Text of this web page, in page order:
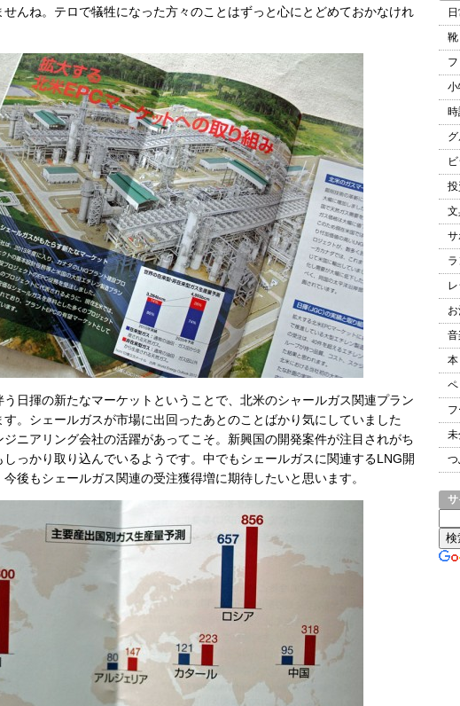
んね。テロで犠牲になった方々のことはずっと心にとどめておかなけれ
日揮の新たなマーケットということで、北米のシャールガス関連プラン
す。シェールガスが市場に出回ったあとのことばかり気にしていました
ニアリング会社の活躍があってこそ。新興国の開発案件が注目されがち
っかり取り込んでいるようです。中でもシェールガスに関連するLNG開
後もシェールガス関連の受注獲得増に期待したいと思います。
靴
小
投
サ
音
本
ペ
つ